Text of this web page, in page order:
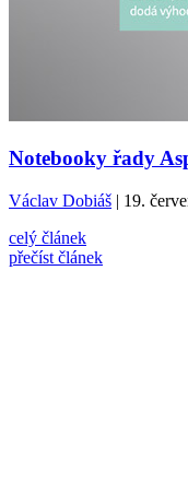
Notebooky řady
Václav Dobiáš | 19.
celý článek
přečíst článek